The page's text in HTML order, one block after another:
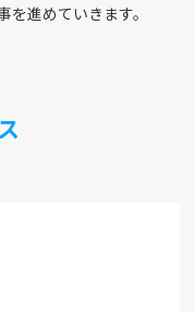
進めていきます。